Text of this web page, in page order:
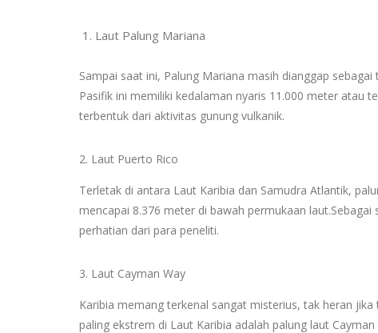
Laut Palung Mariana
Sampai saat ini, Palung Mariana masih dianggap
Pasifik ini memiliki kedalaman nyaris 11.000 meter atau
terbentuk dari aktivitas gunung vulkanik.
2. Laut Puerto Rico
Terletak di antara Laut Karibia dan Samudra Atlantik,
mencapai 8.376 meter di bawah permukaan
perhatian dari para peneliti.
3. Laut Cayman Way
Karibia memang terkenal sangat misterius, tak heran
paling ekstrem di Laut Karibia adalah palung laut